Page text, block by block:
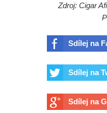
Zdroj: Cigar
Sdílej na
Sdílej na
Sdílej na